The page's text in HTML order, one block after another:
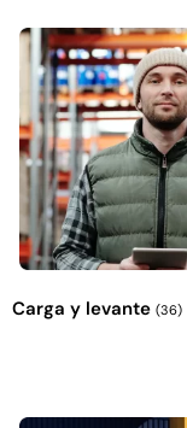
Carga y levante (36)